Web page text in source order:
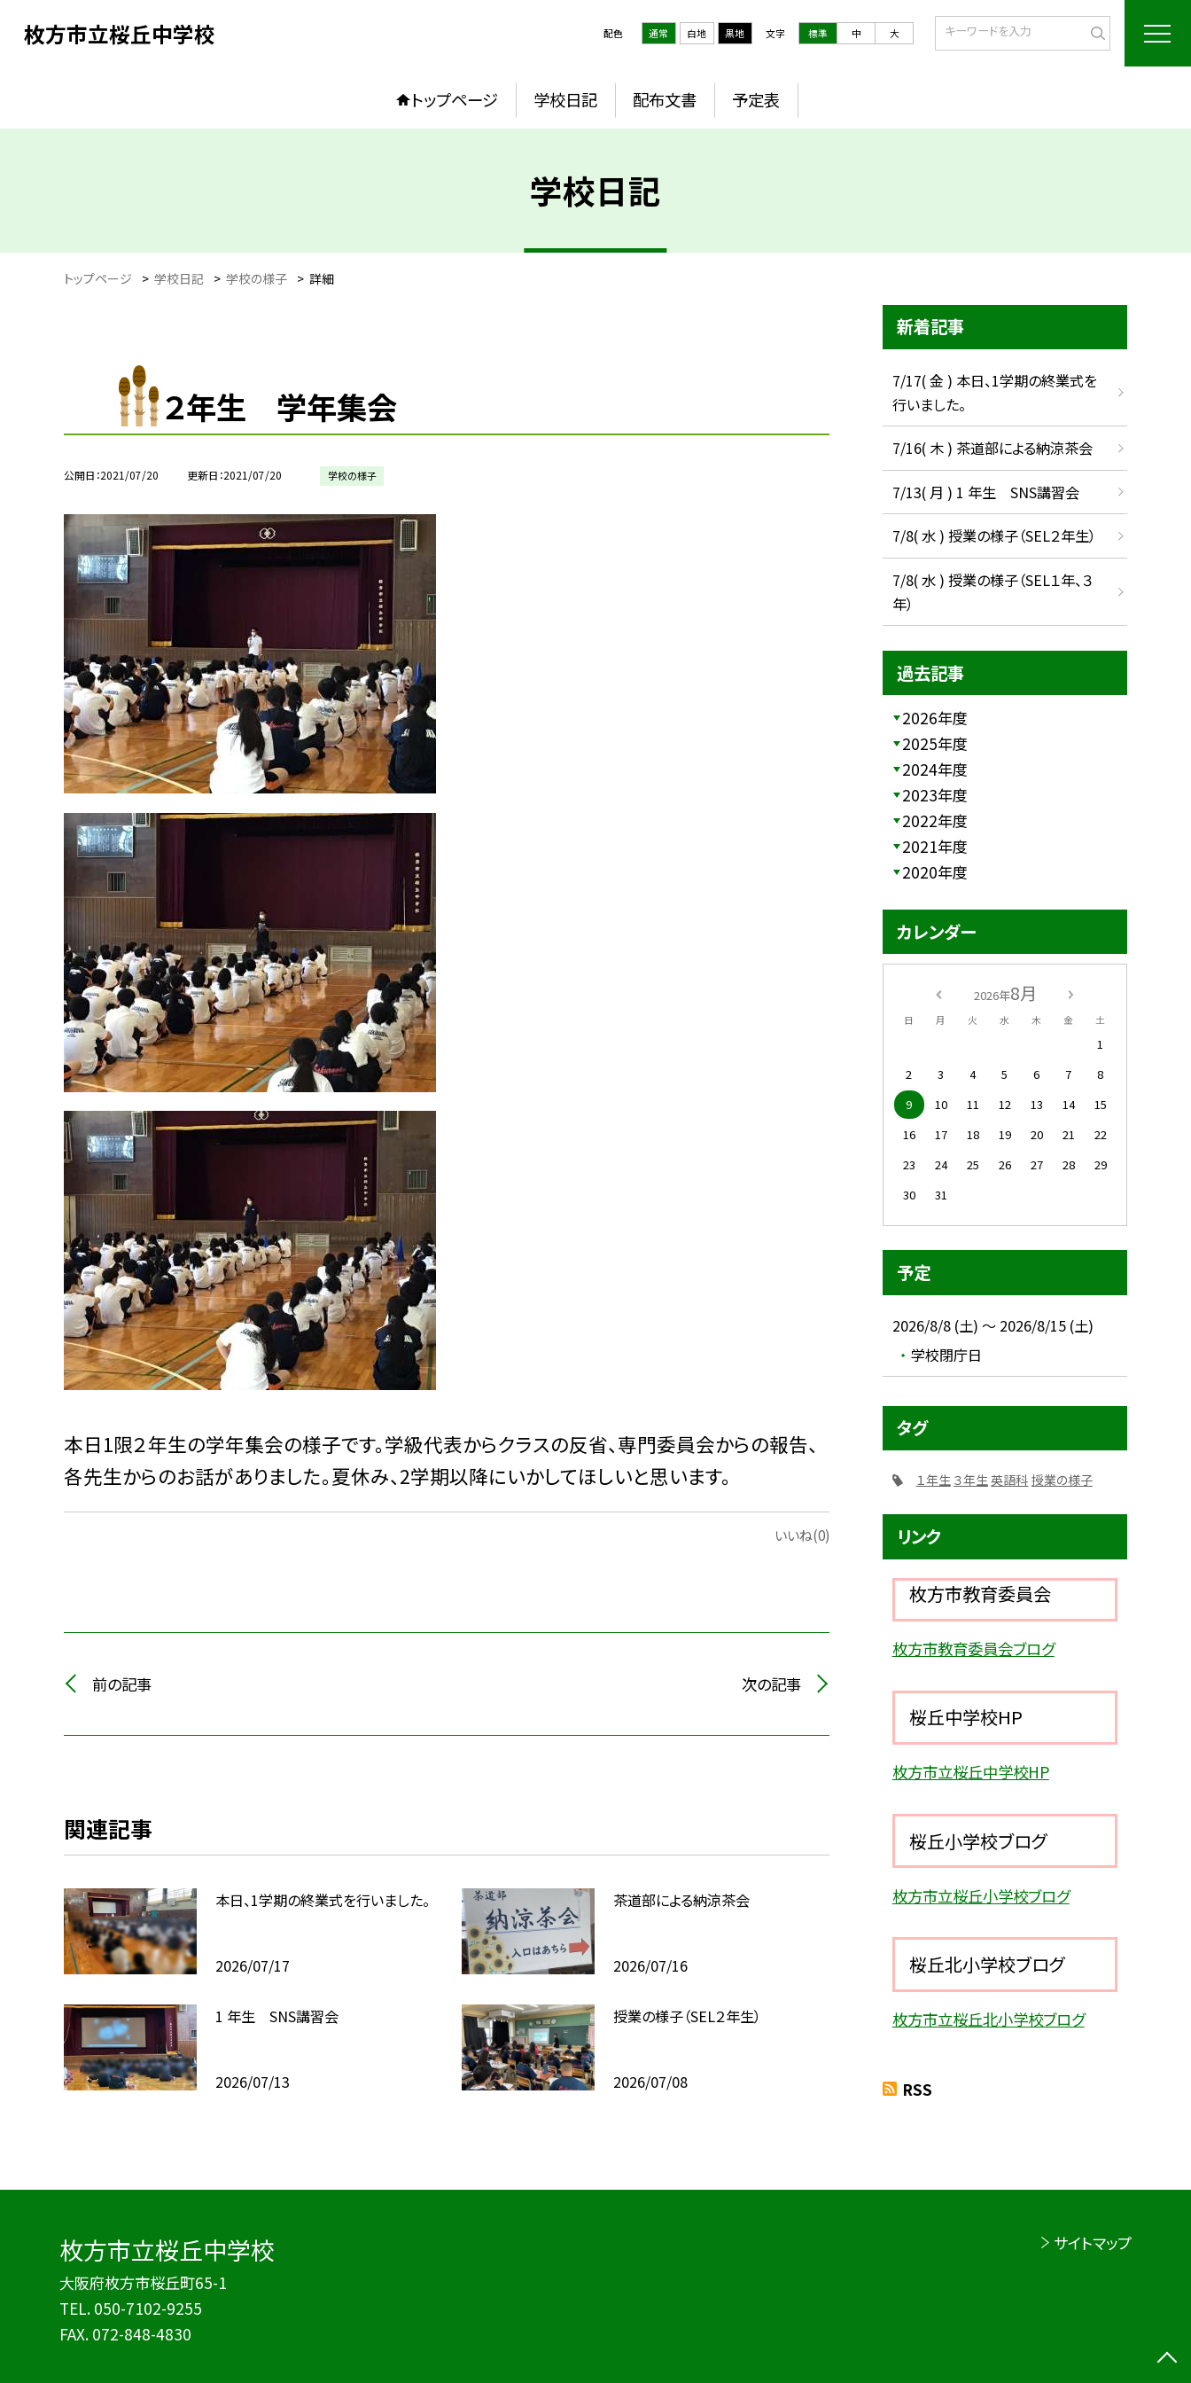
枚方市立桜丘中学校 配色 通常 白地 黒地 文字 標準 中 大
トップページ 学校日記 配布文書 予定表
学校日記
トップページ > 学校日記 > 学校の様子 > 詳細
２年生 学年集会
公開日 2021/07/20 更新日 2021/07/20 学校の様子
本日1限２年生の学年集会の様子です。学級代表からクラスの反省、専門委員会からの報告、
各先生からのお話がありました。夏休み、2学期以降にいかしてほしいと思います。
いいね(0)
前の記事 次の記事
関連記事
本日、1学期の終業式を行いました。
2026/07/17
茶道部による納涼茶会
2026/07/16
1 年生 SNS講習会
2026/07/13
授業の様子（SEL２年生）
2026/07/08
新着記事
7/17( 金 ) 本日、1学期の終業式を
行いました。
7/16( 木 ) 茶道部による納涼茶会
7/13( 月 ) 1 年生 SNS講習会
7/8( 水 ) 授業の様子（SEL２年生）
7/8( 水 ) 授業の様子（SEL１年、３
年）
過去記事
2026年度
2025年度
2024年度
2023年度
2022年度
2021年度
2020年度
カレンダー
2026年8月
日 月 火 水 木 金 土
1
2
3 4 5 6 7
8
9
10 11 12 13 14
15
16
17 18 19 20 21
22
23
24 25 26 27 28
29
30
31
予定
2026/8/8 (土) ～ 2026/8/15 (土)
学校閉庁日
タグ
１年生 ３年生 英語科 授業の様子
リンク
枚方市教育委員会
枚方市教育委員会ブログ
桜丘中学校HP
枚方市立桜丘中学校HP
桜丘小学校ブログ
枚方市立桜丘小学校ブログ
桜丘北小学校ブログ
枚方市立桜丘北小学校ブログ
RSS
枚方市立桜丘中学校
大阪府枚方市桜丘町65-1
TEL. 050-7102-9255
FAX. 072-848-4830
サイトマップ